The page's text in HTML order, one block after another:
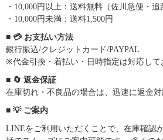
・10,000円以上：送料無料（佐川急便・追
・10,000円未満：送料1,500円
■ 💳 お支払い方法
銀行振込/クレジットカード/PAYPAL
※代金引換・着払い・日時指定は対応して
■ 🔄 返金保証
在庫切れ・不良品の場合は、迅速に返金対
■ 💡 ご案内
LINEをご利用いただくことで、在庫確認